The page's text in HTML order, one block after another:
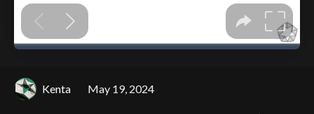
Kenta May 19, 2024